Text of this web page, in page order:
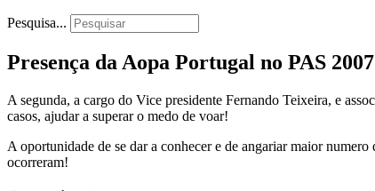
Pesquisa...
Presença da Aopa Portugal no PAS 2007
A segunda, a cargo do Vice presidente Fernando Teixeira, e
casos, ajudar a superar o medo de voar!
A oportunidade de se dar a conhecer e de angariar maior
ocorreram!